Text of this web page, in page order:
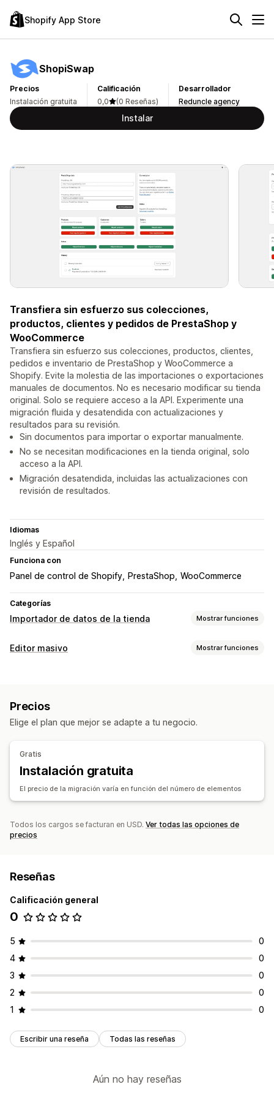
Shopify App Store
ShopiSwap
Precios
Instalación gratuita
Calificación
0,0
(0 Reseñas)
Desarrollador
Reduncle agency
Instalar
Transfiera sin esfuerzo sus colecciones,
productos, clientes y pedidos de PrestaShop y
WooCommerce
Transfiera sin esfuerzo sus colecciones, productos, clientes,
pedidos e inventario de PrestaShop y WooCommerce a
Shopify. Evite la molestia de las importaciones o exportaciones
manuales de documentos. No es necesario modificar su tienda
original. Solo se requiere acceso a la API. Experimente una
migración fluida y desatendida con actualizaciones y
resultados para su revisión.
Sin documentos para importar o exportar manualmente.
No se necesitan modificaciones en la tienda original, solo
acceso a la API.
Migración desatendida, incluidas las actualizaciones con
revisión de resultados.
Idiomas
Inglés y Español
Funciona con
Panel de control de Shopify PrestaShop WooCommerce
Categorías
Importador de datos de la tienda Mostrar funciones
Sincronización de datos
Migración de datos
Exportación masiva
Importación masiva
Encriptación
Descuentos
Editor masivo Mostrar funciones
Precios SKU y códigos de barras
Descripciones
Inventario Metacampos Colecciones
Eliminación masiva
Sincronización de datos
Precios
Elige el plan que mejor se adapte a tu negocio.
Gratis
Instalación gratuita
El precio de la migración varía en función del número de elementos
Todos los cargos se facturan en USD. Ver todas las opciones de
precios
Reseñas
Calificación general
0
5
0
4
0
3
0
2
0
1
0
Escribir una reseña Todas las reseñas
Aún no hay reseñas